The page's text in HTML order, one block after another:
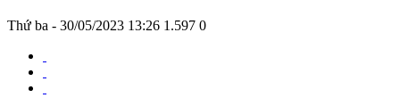
Thứ ba - 30/05/2023 13:26 1.597 0